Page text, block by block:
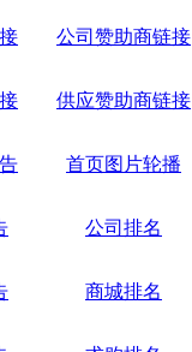
公司赞助商链接
供应赞助商链接
首页图片轮播
公司排名
商城排名